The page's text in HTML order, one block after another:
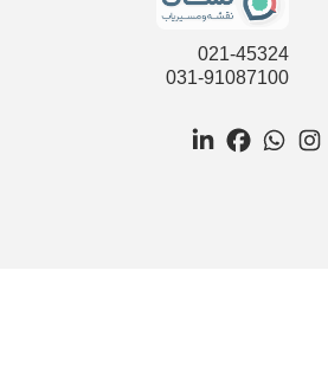
021-45324
031-91087100
Instagram
WhatsApp
Facebook
LinkedIn